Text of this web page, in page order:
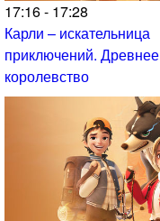
17:16 - 17:28
Карли – искательница
приключений. Древнее
королевство